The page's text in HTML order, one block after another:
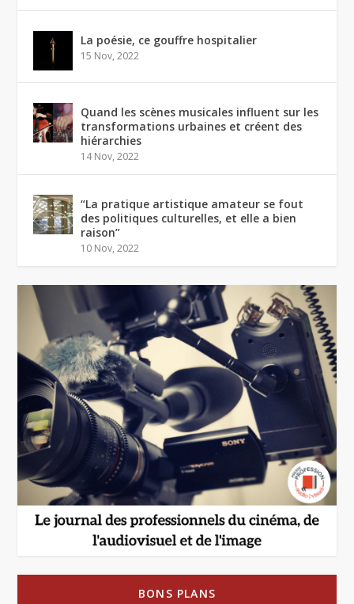
La poésie, ce gouffre hospitalier
15 Nov, 2022
Quand les scènes musicales influent sur les
transformations urbaines et créent des
hiérarchies
14 Nov, 2022
“La pratique artistique amateur se fout
des politiques culturelles, et elle a bien
raison”
10 Nov, 2022
BONS PLANS